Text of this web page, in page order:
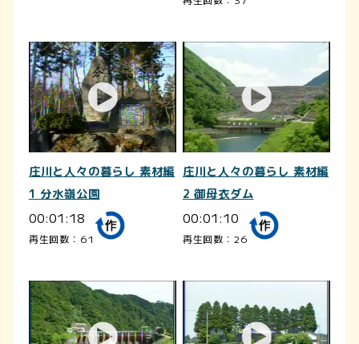
庄川と人々の暮らし 素材編
1 分水嶺公園
00:01:18
再生回数：61
庄川と人々の暮らし 素材編
2 御母衣ダム
00:01:10
再生回数：26